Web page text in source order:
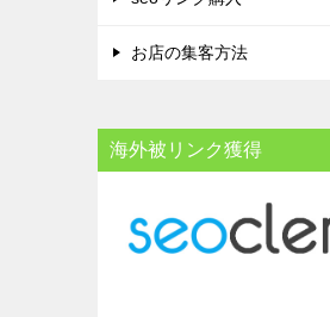
お店の集客方法
海外被リンク獲得